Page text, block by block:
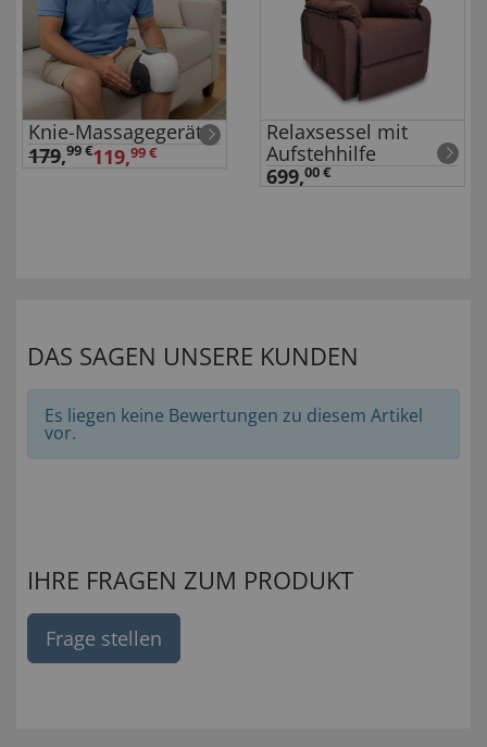
Knie-Massagegerät
179,99 €119,99 €
Relaxsessel mit
Aufstehhilfe
699,00 €
DAS SAGEN UNSERE KUNDEN
Es liegen keine Bewertungen zu diesem Artikel
vor.
IHRE FRAGEN ZUM PRODUKT
Frage stellen